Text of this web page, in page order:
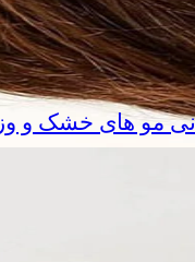
مو های خشک و وز